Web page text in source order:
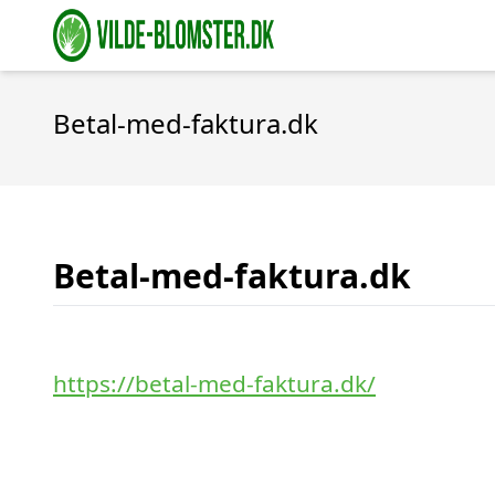
Betal-med-faktura.dk
Betal-med-faktura.dk
https://betal-med-faktura.dk/